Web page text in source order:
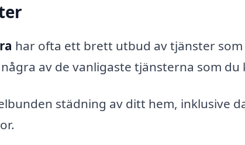
har ofta ett brett utbud av tjänster som
av de vanligaste tjänsterna som
städning av ditt hem, inklusive